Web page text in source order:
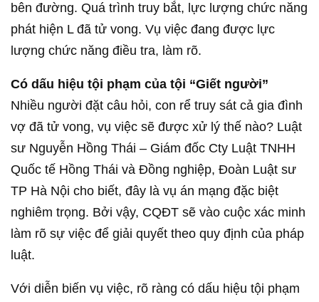
bên đường. Quá trình truy bắt, lực lượng chức năng
phát hiện L đã tử vong. Vụ việc đang được lực
lượng chức năng điều tra, làm rõ.
Có dấu hiệu tội phạm của tội “Giết người”
Nhiều người đặt câu hỏi, con rể truy sát cả gia đình
vợ đã tử vong, vụ việc sẽ được xử lý thế nào? Luật
sư Nguyễn Hồng Thái – Giám đốc Cty Luật TNHH
Quốc tế Hồng Thái và Đồng nghiệp, Đoàn Luật sư
TP Hà Nội cho biết, đây là vụ án mạng đặc biệt
nghiêm trọng. Bởi vậy, CQĐT sẽ vào cuộc xác minh
làm rõ sự việc để giải quyết theo quy định của pháp
luật.
Với diễn biến vụ việc, rõ ràng có dấu hiệu tội phạm